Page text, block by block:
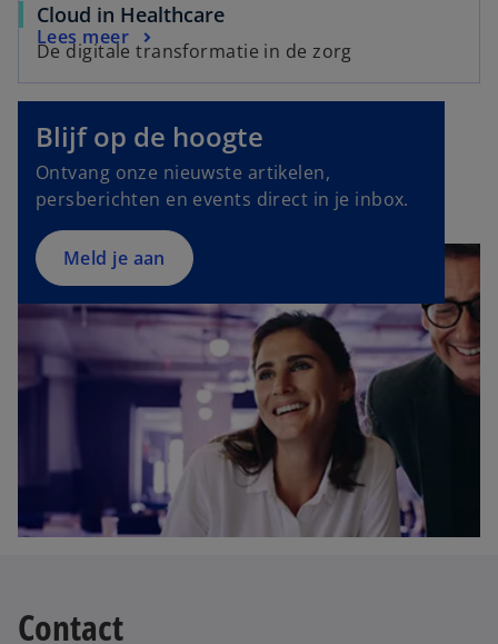
Cloud in Healthcare
De digitale transformatie in de zorg
Lees meer
Blijf op de hoogte
Ontvang onze nieuwste artikelen,
persberichten en events direct in je inbox.
Meld je aan
p
n
s
i
n
a
n
e
t
Contact